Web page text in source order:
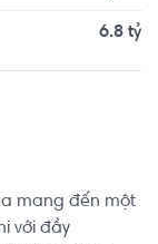
6.8 tỷ
mang đến một
với đầy